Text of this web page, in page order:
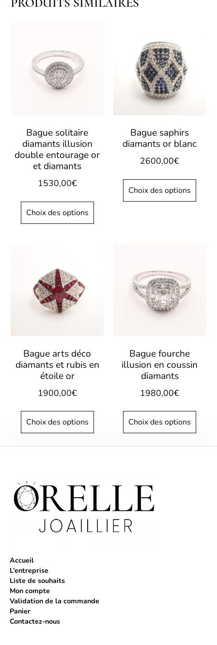
Bague solitaire
diamants illusion
double entourage or
et diamants
1530,00€
Choix des options
Bague saphirs
diamants or blanc
2600,00€
Choix des options
Bague arts déco
diamants et rubis en
étoile or
1900,00€
Choix des options
Bague fourche
illusion en coussin
diamants
1980,00€
Choix des options
Accueil
L’entreprise
Liste de souhaits
Mon compte
Validation de la commande
Panier
Contactez-nous